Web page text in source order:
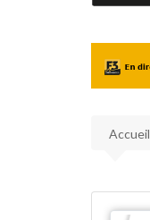
Accueil